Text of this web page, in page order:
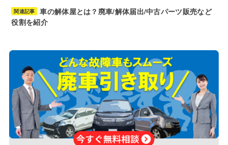
関連記事
車の解体屋とは？廃車/解体届出/中古パーツ販売など
役割を紹介